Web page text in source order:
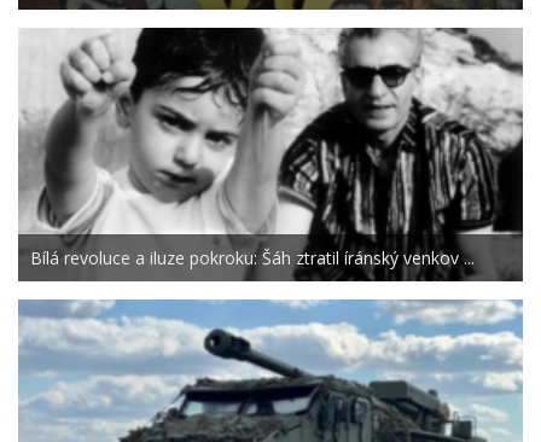
Bílá revoluce a iluze pokroku: Šáh ztratil íránský venkov ...